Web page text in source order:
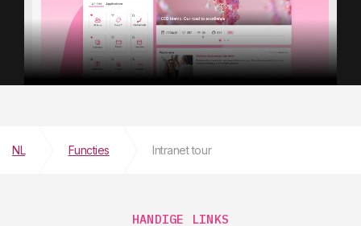
NL Functies Intranet tour
HANDIGE LINKS